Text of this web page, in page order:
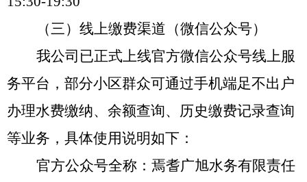
（三）线上缴费渠道（微信公众号）
我公司已正式上线官方微信公众号线上服
务平台，部分小区群众可通过手机端足不出户
办理水费缴纳、余额查询、历史缴费记录查询
等业务，具体使用说明如下：
官方公众号全称：焉耆广旭水务有限责任